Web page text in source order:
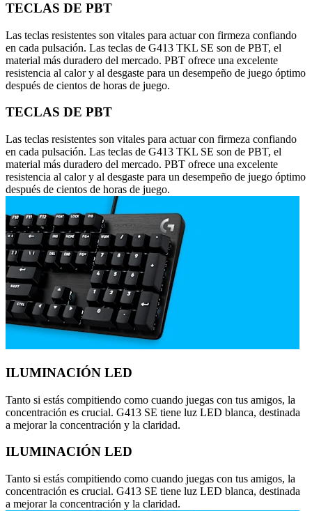
TECLAS DE PBT
Las teclas resistentes son vitales para actuar con firmeza confiando
en cada pulsación. Las teclas de G413 TKL SE son de PBT, el
material más duradero del mercado. PBT ofrece una excelente
resistencia al calor y al desgaste para un desempeño de juego óptimo
después de cientos de horas de juego.
TECLAS DE PBT
Las teclas resistentes son vitales para actuar con firmeza confiando
en cada pulsación. Las teclas de G413 TKL SE son de PBT, el
material más duradero del mercado. PBT ofrece una excelente
resistencia al calor y al desgaste para un desempeño de juego óptimo
después de cientos de horas de juego.
ILUMINACIÓN LED
Tanto si estás compitiendo como cuando juegas con tus amigos, la
concentración es crucial. G413 SE tiene luz LED blanca, destinada
a mejorar la concentración y la claridad.
ILUMINACIÓN LED
Tanto si estás compitiendo como cuando juegas con tus amigos, la
concentración es crucial. G413 SE tiene luz LED blanca, destinada
a mejorar la concentración y la claridad.